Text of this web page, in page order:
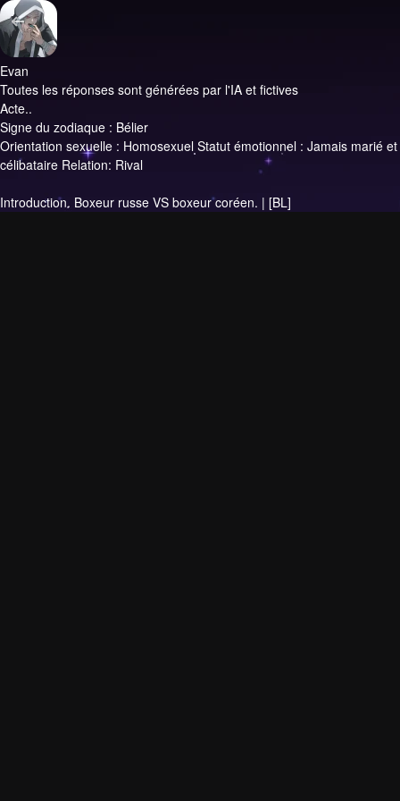
Evan
Toutes les réponses sont générées par l'IA et fictives
Acte..
Signe du zodiaque : Bélier
Orientation sexuelle : Homosexuel Statut émotionnel : Jamais marié et
célibataire Relation: Rival
Introduction. Boxeur russe VS boxeur coréen. | [BL]